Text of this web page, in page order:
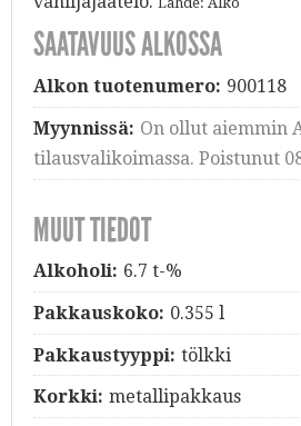
SAATAVUUS ALKOSSA
Alkon tuotenumero: 900118
Myynnissä: On ollut aiemmin
tilausvalikoimassa. Poistunut
MUUT TIEDOT
Alkoholi: 6.7 t-%
Pakkauskoko: 0.355 l
Pakkaustyyppi: tölkki
Korkki: metallipakkaus